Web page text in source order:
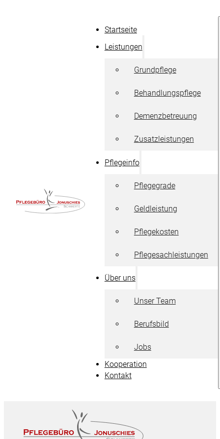
Startseite
Leistungen
Grundpflege
Behandlungspflege
Demenzbetreuung
Zusatzleistungen
Pflegeinfo
Pflegegrade
Geldleistung
Pflegekosten
Pflegesachleistungen
Über uns
Unser Team
Berufsbild
Jobs
Kooperation
Kontakt